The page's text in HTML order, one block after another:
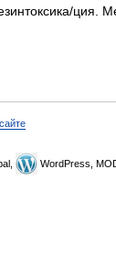
ция.
WordPress,